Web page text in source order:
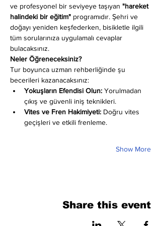
ve profesyonel bir seviyeye taşıyan "hareket
halindeki bir eğitim" programıdır. Şehri ve
doğayı yeniden keşfederken, bisikletle ilgili
tüm sorularınıza uygulamalı cevaplar
bulacaksınız.
Neler Öğreneceksiniz?
Tur boyunca uzman rehberliğinde şu
becerileri kazanacaksınız:
Yokuşların Efendisi Olun: Yorulmadan
çıkış ve güvenli iniş teknikleri.
Vites ve Fren Hakimiyeti: Doğru vites
geçişleri ve etkili frenleme.
Show More
Share this event